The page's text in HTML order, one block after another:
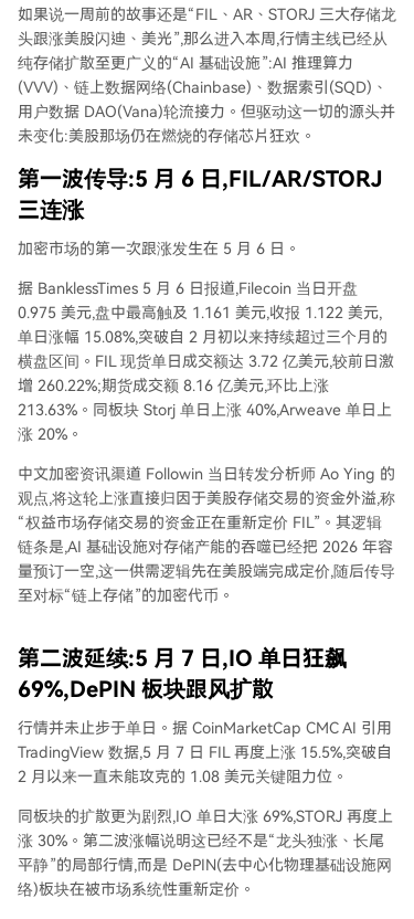
如果说一周前的故事还是“FIL、AR、STORJ 三大存储龙
头跟涨美股闪迪、美光”,那么进入本周,行情主线已经从
纯存储扩散至更广义的“AI 基础设施”:AI 推理算力
(VVV)、链上数据网络(Chainbase)、数据索引(SQD)、
用户数据 DAO(Vana)轮流接力。但驱动这一切的源头并
未变化:美股那场仍在燃烧的存储芯片狂欢。
第一波传导:5 月 6 日,FIL/AR/STORJ
三连涨
加密市场的第一次跟涨发生在 5 月 6 日。
据 BanklessTimes 5 月 6 日报道,Filecoin 当日开盘
0.975 美元,盘中最高触及 1.161 美元,收报 1.122 美元,
单日涨幅 15.08%,突破自 2 月初以来持续超过三个月的
横盘区间。FIL 现货单日成交额达 3.72 亿美元,较前日激
增 260.22%;期货成交额 8.16 亿美元,环比上涨
213.63%。同板块 Storj 单日上涨 40%,Arweave 单日上
涨 20%。
中文加密资讯渠道 Followin 当日转发分析师 Ao Ying 的
观点,将这轮上涨直接归因于美股存储交易的资金外溢,称
“权益市场存储交易的资金正在重新定价 FIL”。其逻辑
链条是,AI 基础设施对存储产能的吞噬已经把 2026 年容
量预订一空,这一供需逻辑先在美股端完成定价,随后传导
至对标“链上存储”的加密代币。
第二波延续:5 月 7 日,IO 单日狂飙
69%,DePIN 板块跟风扩散
行情并未止步于单日。据 CoinMarketCap CMC AI 引用
TradingView 数据,5 月 7 日 FIL 再度上涨 15.5%,突破自
2 月以来一直未能攻克的 1.08 美元关键阻力位。
同板块的扩散更为剧烈,IO 单日大涨 69%,STORJ 再度上
涨 30%。第二波涨幅说明这已经不是“龙头独涨、长尾
平静”的局部行情,而是 DePIN(去中心化物理基础设施网
络)板块在被市场系统性重新定价。